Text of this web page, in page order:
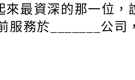
來最資深的那一位，
服務於_______公